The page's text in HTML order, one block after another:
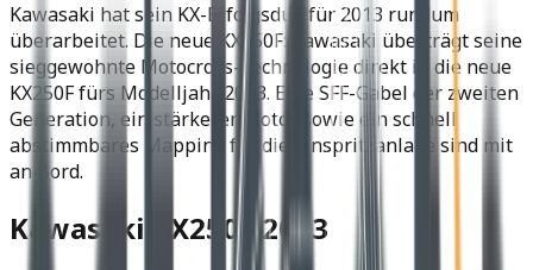
Kawasaki hat sein KX-Erfolgsduo für 2013 rundum
überarbeitet. Die neue KX250F: Kawasaki überträgt seine
sieggewohnte Motocross-Technologie direkt in die neue
KX250F fürs Modelljahr 2013. Eine SFF-Gabel der zweiten
Generation, ein stärkerer Motor sowie ein schnell
abstimmbares Mapping für die Einspritzanlage sind mit
an Bord.
Kawasaki KX250F 2013